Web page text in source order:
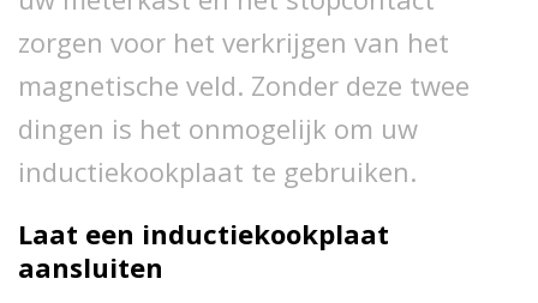
zorgen voor het verkrijgen van het
magnetische veld. Zonder deze twee
dingen is het onmogelijk om uw
inductiekookplaat te gebruiken.
Laat een inductiekookplaat
aansluiten